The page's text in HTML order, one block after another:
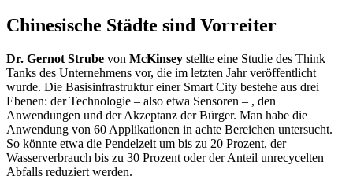
Chinesische Städte sind Vorreiter
Dr. Gernot Strube von McKinsey stellte eine Studie des Think
Tanks des Unternehmens vor, die im letzten Jahr veröffentlicht
wurde. Die Basisinfrastruktur einer Smart City bestehe aus drei
Ebenen: der Technologie – also etwa Sensoren – , den
Anwendungen und der Akzeptanz der Bürger. Man habe die
Anwendung von 60 Applikationen in achte Bereichen untersucht.
So könnte etwa die Pendelzeit um bis zu 20 Prozent, der
Wasserverbrauch bis zu 30 Prozent oder der Anteil unrecycelten
Abfalls reduziert werden.